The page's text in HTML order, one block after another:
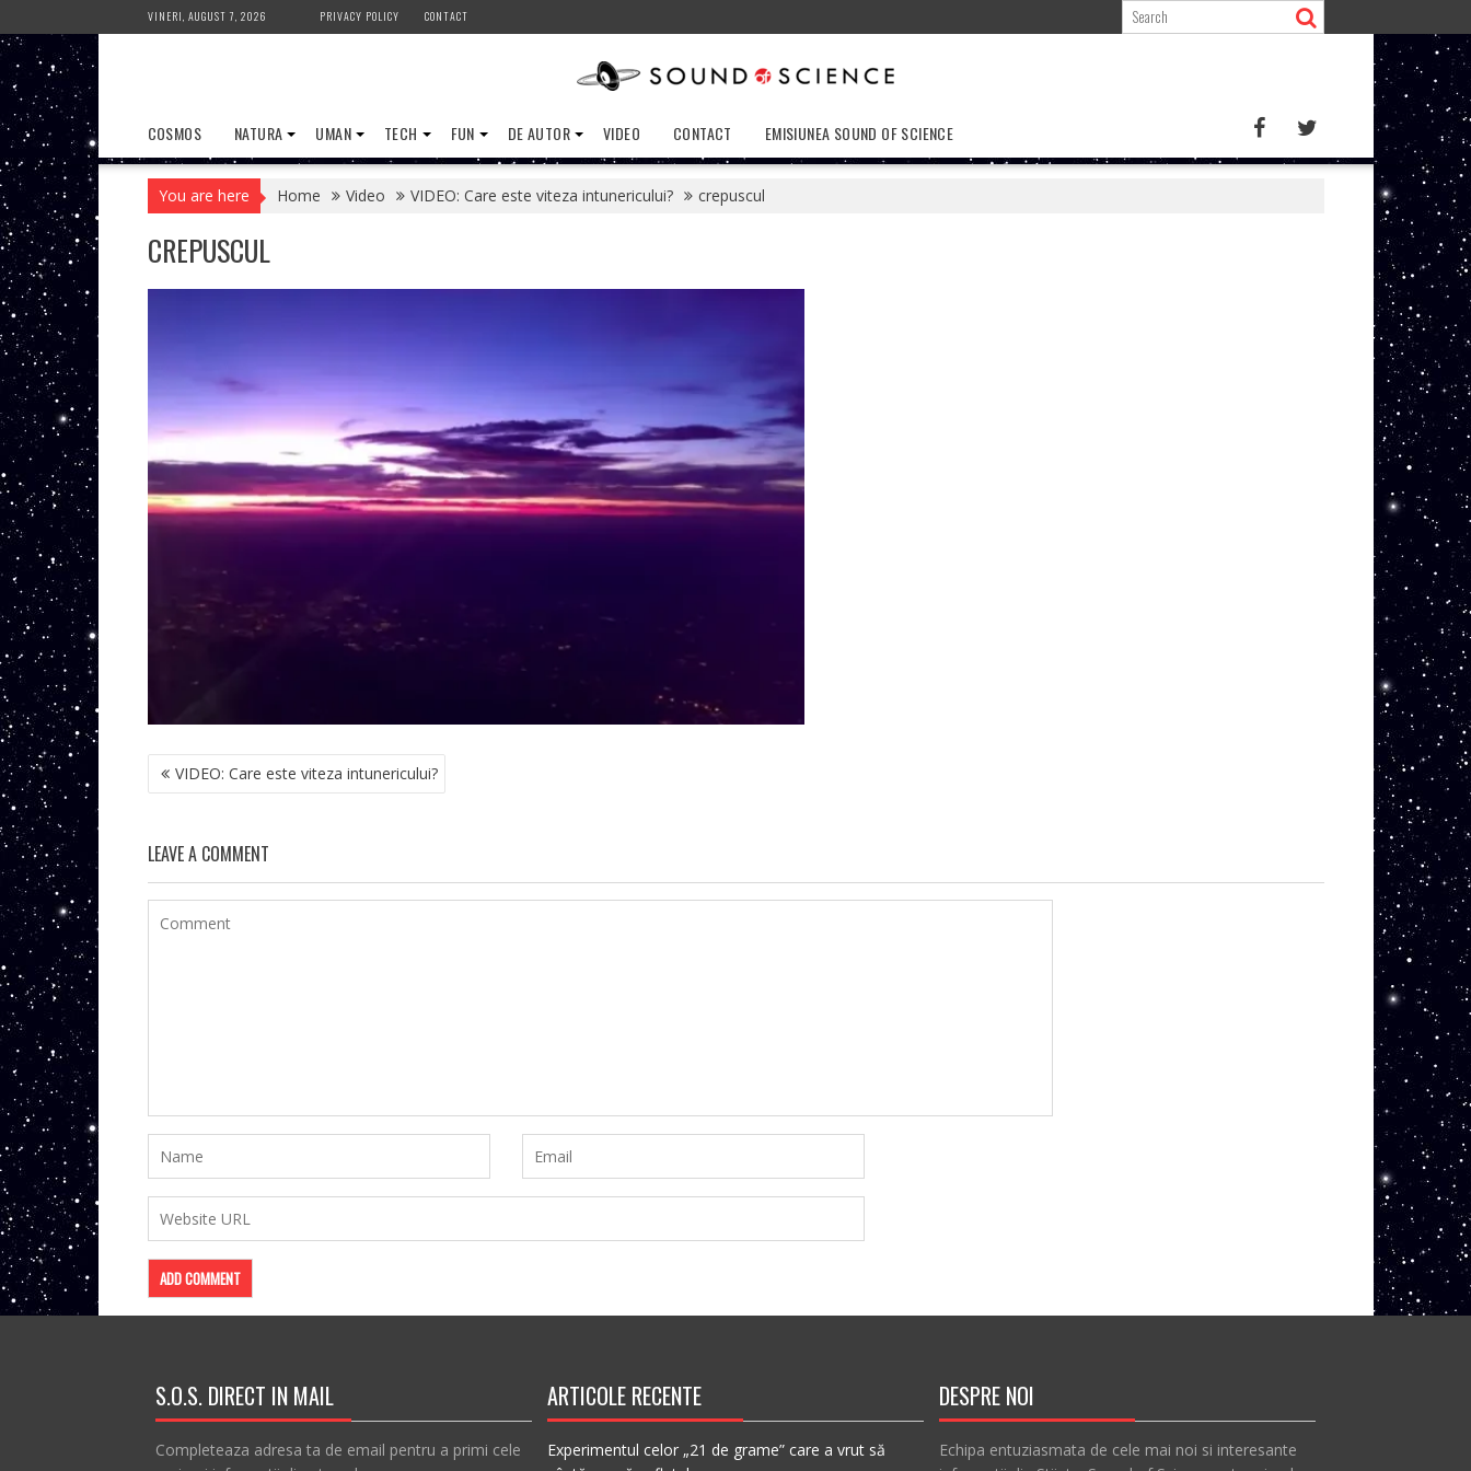
to
content
VINERI, AUGUST 7, 2026 PRIVACY POLICY CONTACT
COSMOS NATURA UMAN TECH FUN DE AUTOR VIDEO CONTACT EMISIUNEA SOUND OF SCIENCE
You are here Home Video VIDEO: Care este viteza intunericului? crepuscul
CREPUSCUL
NAVIGARE
ÎN VIDEO: Care este viteza intunericului?
LEAVE A COMMENT
S.O.S. DIRECT IN MAIL
Completeaza adresa ta de email pentru a primi cele
ARTICOLE RECENTE
Experimentul celor „21 de grame” care a vrut să
DESPRE NOI
Echipa entuziasmata de cele mai noi si interesante